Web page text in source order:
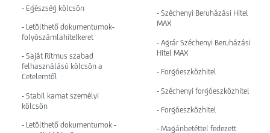
- Egészség kölcsön
- Letölthető dokumentumok-
folyószámlahitelkeret
- Saját Ritmus szabad
felhasználású kölcsön a
Cetelemtől
- Stabil kamat személyi
kölcsön
- Letölthető dokumentumok -
- Széchenyi Beruházási Hitel
MAX
- Agrár Széchenyi Beruházási
Hitel MAX
- Forgóeszközhitel
- Széchenyi forgóeszközhitel
- Forgóeszközhitel
- Magánbetéttel fedezett